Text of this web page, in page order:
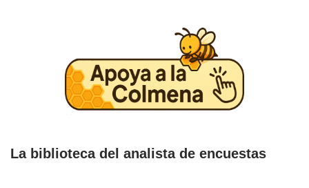
La biblioteca del analista de encuestas